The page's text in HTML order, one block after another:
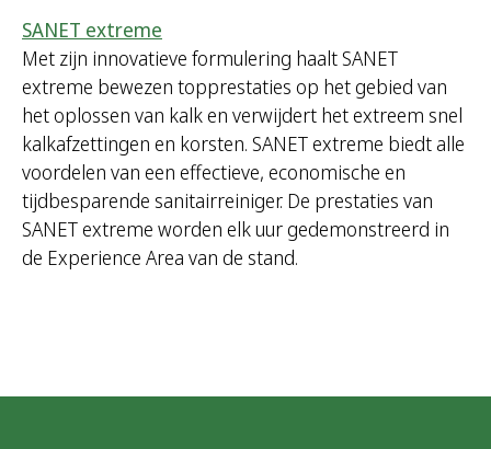
SANET extreme
Met zijn innovatieve formulering haalt SANET
extreme bewezen topprestaties op het gebied van
het oplossen van kalk en verwijdert het extreem snel
kalkafzettingen en korsten. SANET extreme biedt alle
voordelen van een effectieve, economische en
tijdbesparende sanitairreiniger. De prestaties van
SANET extreme worden elk uur gedemonstreerd in
de Experience Area van de stand.